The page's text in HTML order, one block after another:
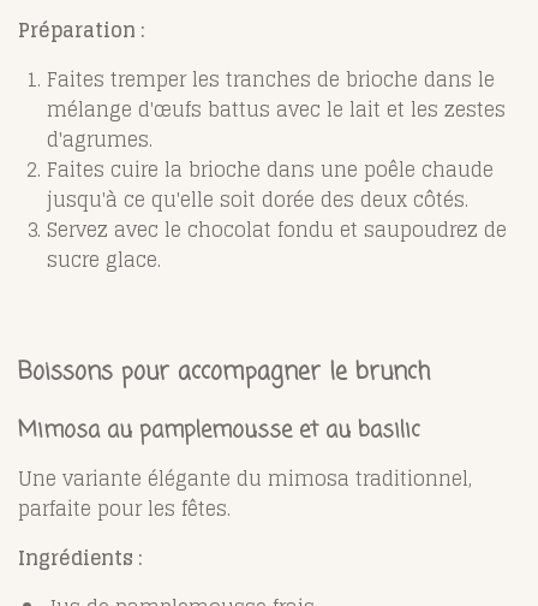
Préparation :
Faites tremper les tranches de brioche dans le
mélange d'œufs battus avec le lait et les zestes
d'agrumes.
Faites cuire la brioche dans une poêle chaude
jusqu'à ce qu'elle soit dorée des deux côtés.
Servez avec le chocolat fondu et saupoudrez de
sucre glace.
Boissons pour accompagner le brunch
Mimosa au pamplemousse et au basilic
Une variante élégante du mimosa traditionnel,
parfaite pour les fêtes.
Ingrédients :